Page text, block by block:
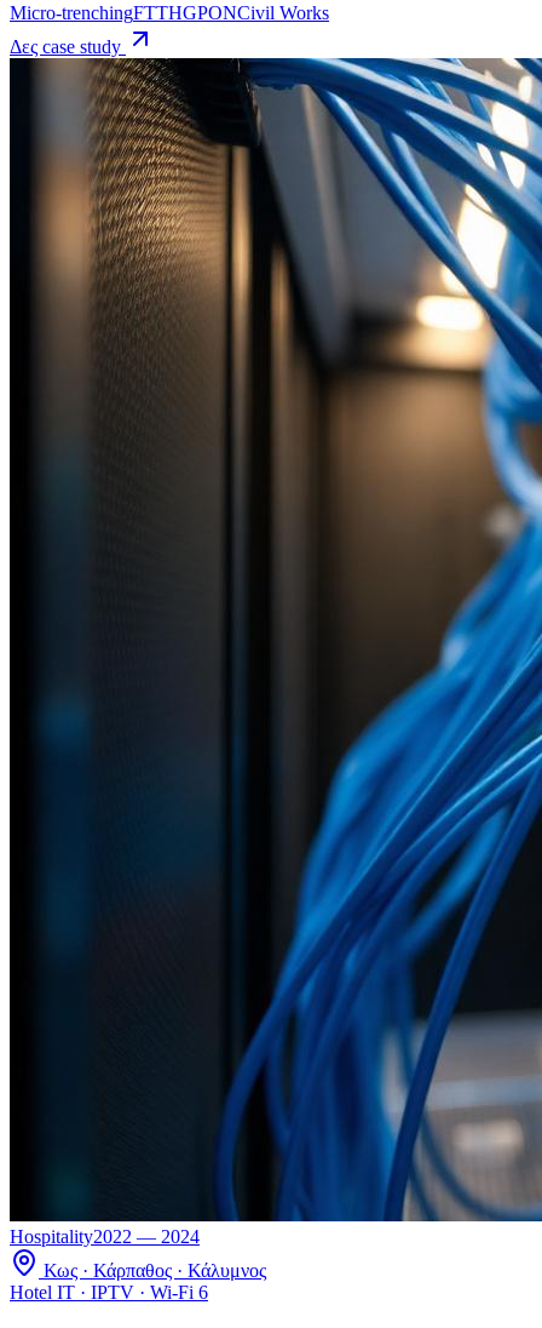
Micro-trenchingFTTHGPONCivil Works
Δες case study
Hospitality2022 — 2024
Κως · Κάρπαθος · Κάλυμνος
Hotel IT · IPTV · Wi-Fi 6